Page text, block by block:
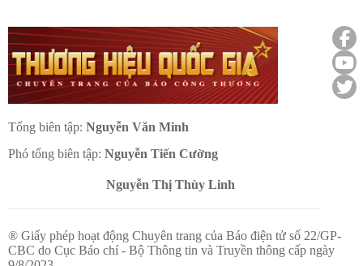
Tổng biên tập: Nguyễn Văn Minh
Phó tổng biên tập: Nguyễn Tiến Cường
Nguyễn Thị Thùy Linh
® Giấy phép hoạt động Chuyên trang của Báo điện tử số 22/GP-
CBC do Cục Báo chí - Bộ Thông tin và Truyền thông cấp ngày